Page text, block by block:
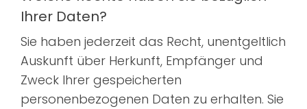
Ihrer Daten?
Sie haben jederzeit das Recht, unentgeltlich
Auskunft über Herkunft, Empfänger und
Zweck Ihrer gespeicherten
personenbezogenen Daten zu erhalten. Sie